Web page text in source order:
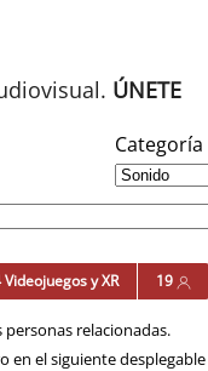
ÚNETE
Categoría
Videojuegos y XR 19
relacionadas.
el siguiente